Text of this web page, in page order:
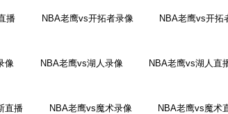
播 NBA老鹰vs开拓者录像 NBA老鹰vs开拓
像 NBA老鹰vs湖人录像 NBA老鹰vs湖人直
直播 NBA老鹰vs魔术录像 NBA老鹰vs魔术